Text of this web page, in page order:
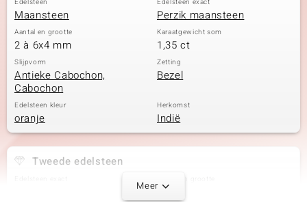
Edelsteen
Maansteen
Edelsteen exact
Perzik maansteen
Aantal en grootte
2 à 6x4 mm
Karaatgewicht som
1,35 ct
Slijpvorm
Antieke Cabochon,
Cabochon
Zetting
Bezel
Edelsteen kleur
oranje
Herkomst
Indië
Tweede edelsteen
4 à 6x3 mm
Meer